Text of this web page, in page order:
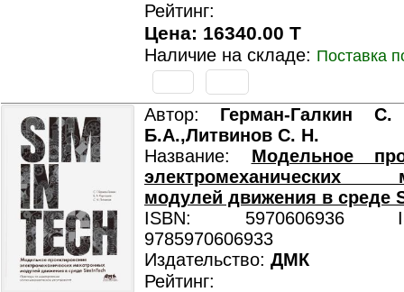
Рейтинг:
Цена: 16340.00 T
Наличие на складе: Поставка
Автор: Герман-Галкин С.
Б.А.,Литвинов С. Н.
Название: Модельное
электромеханических
модулей движения в среде
ISBN: 5970606936
9785970606933
Издательство: ДМК
Рейтинг: